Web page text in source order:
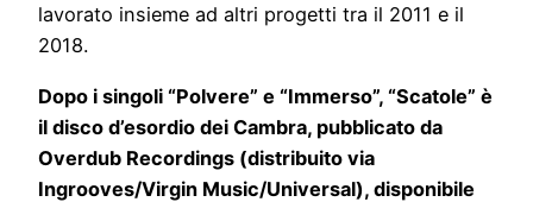
lavorato insieme ad altri progetti tra il 2011 e il
2018.
Dopo i singoli “Polvere” e “Immerso”, “Scatole” è
il disco d’esordio dei Cambra, pubblicato da
Overdub Recordings (distribuito via
Ingrooves/Virgin Music/Universal), disponibile